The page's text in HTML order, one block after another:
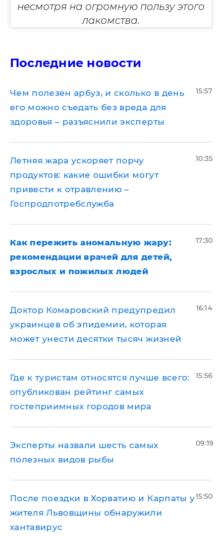
несмотря на огромную пользу этого
лакомства.
Последние новости
Чем полезен арбуз, и сколько в день
его можно съедать без вреда для
здоровья – разъяснили эксперты
15:57
Летняя жара ускоряет порчу
продуктов: какие ошибки могут
привести к отравлению –
Госпродпотребслужба
10:35
Как пережить аномальную жару:
рекомендации врачей для детей,
взрослых и пожилых людей
17:30
Доктор Комаровский предупредил
украинцев об эпидемии, которая
может унести десятки тысяч жизней
16:14
Где к туристам относятся лучше всего:
опубликован рейтинг самых
гостеприимных городов мира
15:56
Эксперты назвали шесть самых
полезных видов рыбы
09:19
После поездки в Хорватию и Карпаты у
жителя Львовщины обнаружили
хантавирус
15:50